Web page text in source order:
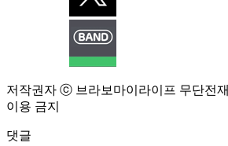
저작권자 ⓒ 브라보마이라이프 무단전
이용 금지
댓글